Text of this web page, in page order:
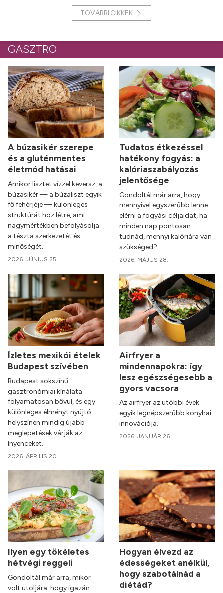
TOVÁBBI CIKKEK
GASZTRO
A búzasikér szerepe
és a gluténmentes
életmód hatásai
Amikor lisztet vízzel keversz, a
búzasikér — a búzaliszt egyik
fő fehérjéje — különleges
struktúrát hoz létre, ami
nagymértékben befolyásolja
a tészta szerkezetét és
minőségét.
2026. JÚNIUS 25.
Tudatos étkezéssel
hatékony fogyás: a
kalóriaszabályozás
jelentősége
Gondoltál már arra, hogy
mennyivel egyszerűbb lenne
elérni a fogyási céljaidat, ha
minden nap pontosan
tudnád, mennyi kalóriára van
szükséged?
2026. MÁJUS 28.
Ízletes mexikói ételek
Budapest szívében
Budapest sokszínű
gasztronómiai kínálata
folyamatosan bővül, és egy
különleges élményt nyújtó
helyszínen mindig újabb
meglepetések várják az
ínyenceket.
2026. ÁPRILIS 20.
Airfryer a
mindennapokra: így
lesz egészségesebb a
gyors vacsora
Az airfryer az utóbbi évek
egyik legnépszerűbb konyhai
innovációja.
2026. JANUÁR 26.
Ilyen egy tökéletes
hétvégi reggeli
Gondoltál már arra, mikor
volt utoljára, hogy igazán
Hogyan élvezd az
édességeket anélkül,
hogy szabotálnád a
diétád?